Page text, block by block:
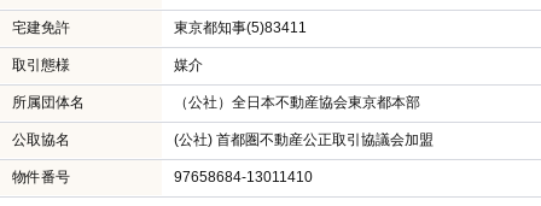
宅建免許 東京都知事(5)83411
取引態様 媒介
所属団体名 （公社）全日本不動産協会東京都本部
公取協名 (公社) 首都圏不動産公正取引協議会加盟
物件番号 97658684-13011410